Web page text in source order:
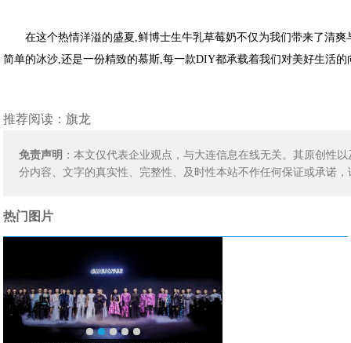
在这个热情洋溢的盛夏,鲜博士生牛乳草莓奶不仅为我们带来了清
简单的冰沙,还是一份精致的慕斯,每一款DIY都承载着我们对美好生活的
推荐阅读：旗龙
免责声明 ：本文仅代表企业观点，与大连信息在线无关。其原创性
分内容、文字的真实性、完整性、及时性本站不作任何保证或承诺
热门图片